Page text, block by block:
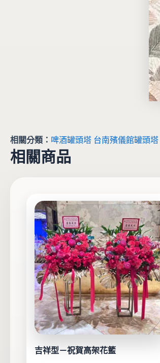
相關分類： 啤酒罐頭塔 台南殯儀館罐頭塔
相關商品
吉祥型－祝賀高架花籃